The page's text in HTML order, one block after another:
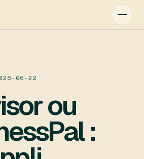
06-22
ou
: